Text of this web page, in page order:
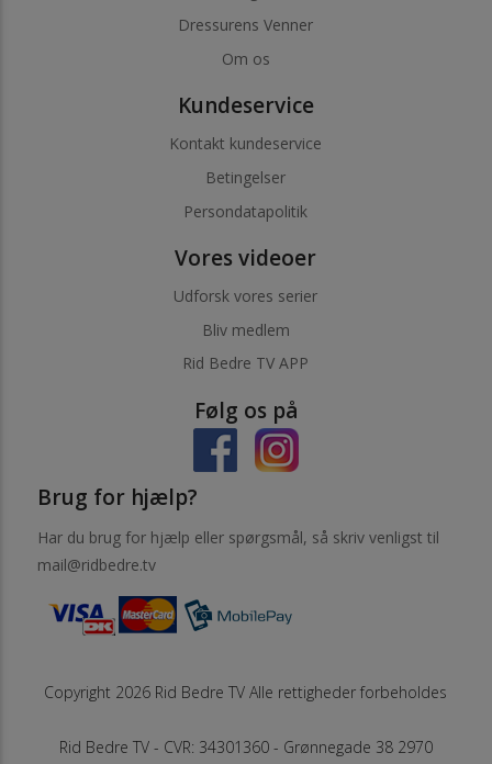
Dressurens Venner
Om os
Kundeservice
Kontakt kundeservice
Betingelser
Persondatapolitik
Vores videoer
Udforsk vores serier
Bliv medlem
Rid Bedre TV APP
Følg os på
Brug for hjælp?
Har du brug for hjælp eller spørgsmål, så skriv venligst til
mail@ridbedre.tv
Copyright 2026 Rid Bedre TV Alle rettigheder forbeholdes
Rid Bedre TV - CVR: 34301360 - Grønnegade 38 2970